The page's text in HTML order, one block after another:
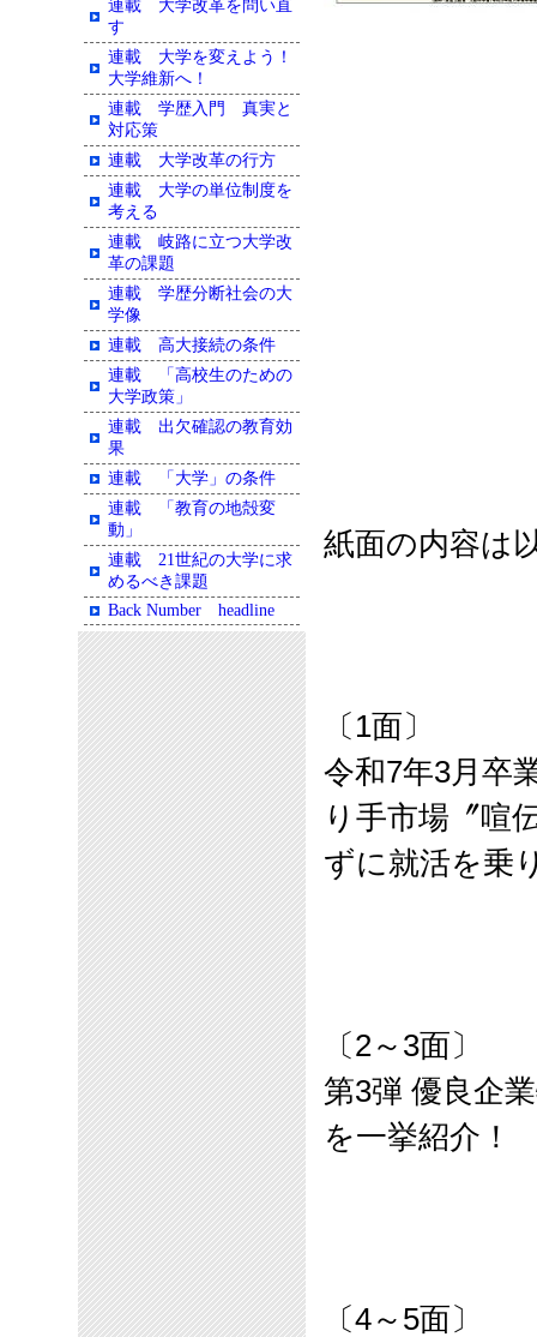
紙面の内容は
〔 1面〕
令和7年3月卒
り手市場〞喧
ずに就活を乗
〔 2～ 3面〕
第3弾 優良企
を一挙紹介！
〔4～ 5面〕
連載 大学改革を問い直
す
連載 大学を変えよう！
大学維新へ！
連載 学歴入門 真実と
対応策
連載 大学改革の行方
連載 大学の単位制度を
考える
連載 岐路に立つ大学改
革の課題
連載 学歴分断社会の大
学像
連載 高大接続の条件
連載 「高校生のための
大学政策」
連載 出欠確認の教育効
果
連載 「大学」の条件
連載 「教育の地殻変
動」
連載 21世紀の大学に求
めるべき課題
Back Number headline